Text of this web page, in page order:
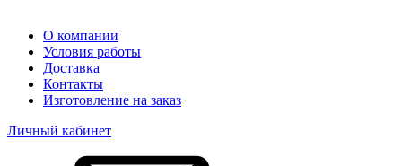
О компании
Условия работы
Доставка
Контакты
Изготовление на заказ
Личный кабинет